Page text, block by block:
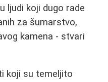
ljudi koji dugo rade
za šumarstvo,
kamena - stvari
koji su temeljito